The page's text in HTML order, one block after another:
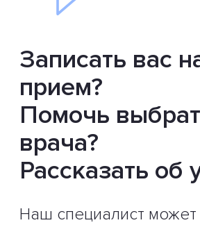
Записать вас
прием?
Помочь
врача?
Рассказать об
Наш специалист может